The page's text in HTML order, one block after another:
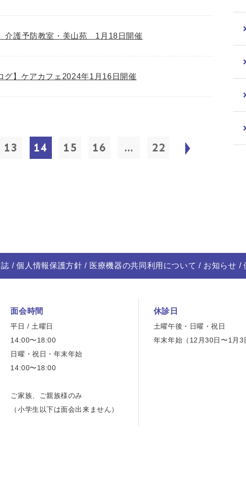
介護予防教室・美山苑 1月18日開催
グ】ケアカフェ2024年1月16日開催
13 14 15 16 ... 22
個人情報保護方針 医療機器の共同利用について お知らせ
面会時間
平日 / 土曜日
14:00〜18:00
日曜・祝日・年末年始
14:00〜18:00
ご家族、ご親族様のみ
（小学生以下は面会出来ません）
休診日
土曜午後・日曜・祝日
年末年始（12月30日〜1月3